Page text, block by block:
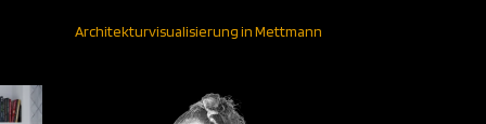
Architekturvisualisierung in Mettmann